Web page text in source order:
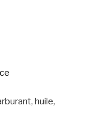
huile,